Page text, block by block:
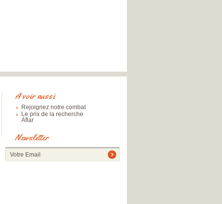
A voir aussi
Rejoignez notre combat
Le prix de la recherche
Aflar
Newsletter
Votre Email